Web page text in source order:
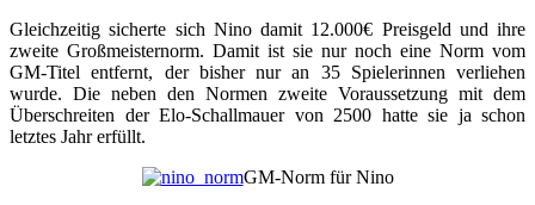
Gleichzeitig sicherte sich Nino damit 12.000€ Preisgeld und ihre
zweite Großmeisternorm. Damit ist sie nur noch eine Norm vom
GM-Titel entfernt, der bisher nur an 35 Spielerinnen verliehen
wurde. Die neben den Normen zweite Voraussetzung mit dem
Überschreiten der Elo-Schallmauer von 2500 hatte sie ja schon
letztes Jahr erfüllt.
GM-Norm für Nino